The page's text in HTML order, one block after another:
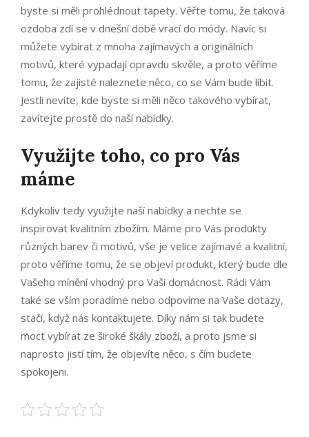
byste si měli prohlédnout tapety. Věřte tomu, že taková
ozdoba zdí se v dnešní době vrací do módy. Navíc si
můžete vybírat z mnoha zajímavých a originálních
motivů, které vypadají opravdu skvěle, a proto věříme
tomu, že zajisté naleznete něco, co se Vám bude líbit.
Jestli nevíte, kde byste si měli něco takového vybírat,
zavítejte prostě do naší nabídky.
Využijte toho, co pro Vás
máme
Kdykoliv tedy využijte naší nabídky a nechte se
inspirovat kvalitním zbožím. Máme pro Vás produkty
různých barev či motivů, vše je velice zajímavé a kvalitní,
proto věříme tomu, že se objeví produkt, který bude dle
Vašeho mínění vhodný pro Vaši domácnost. Rádi Vám
také se vším poradíme nebo odpovíme na Vaše dotazy,
stačí, když nás kontaktujete. Díky nám si tak budete
moct vybírat ze široké škály zboží, a proto jsme si
naprosto jistí tím, že objevíte něco, s čím budete
spokojeni.